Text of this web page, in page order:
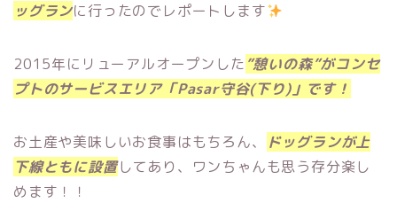
ッグランに行ったのでレポートします
2015年にリューアルオープンした ”憩いの森”がコンセ
プトのサービスエリア「Pasar守谷(下り)」 です！
お土産や美味しいお食事はもちろん、
ドッグランが上
下線ともに設置してあり、ワンちゃんも思う存分楽し
めます！！